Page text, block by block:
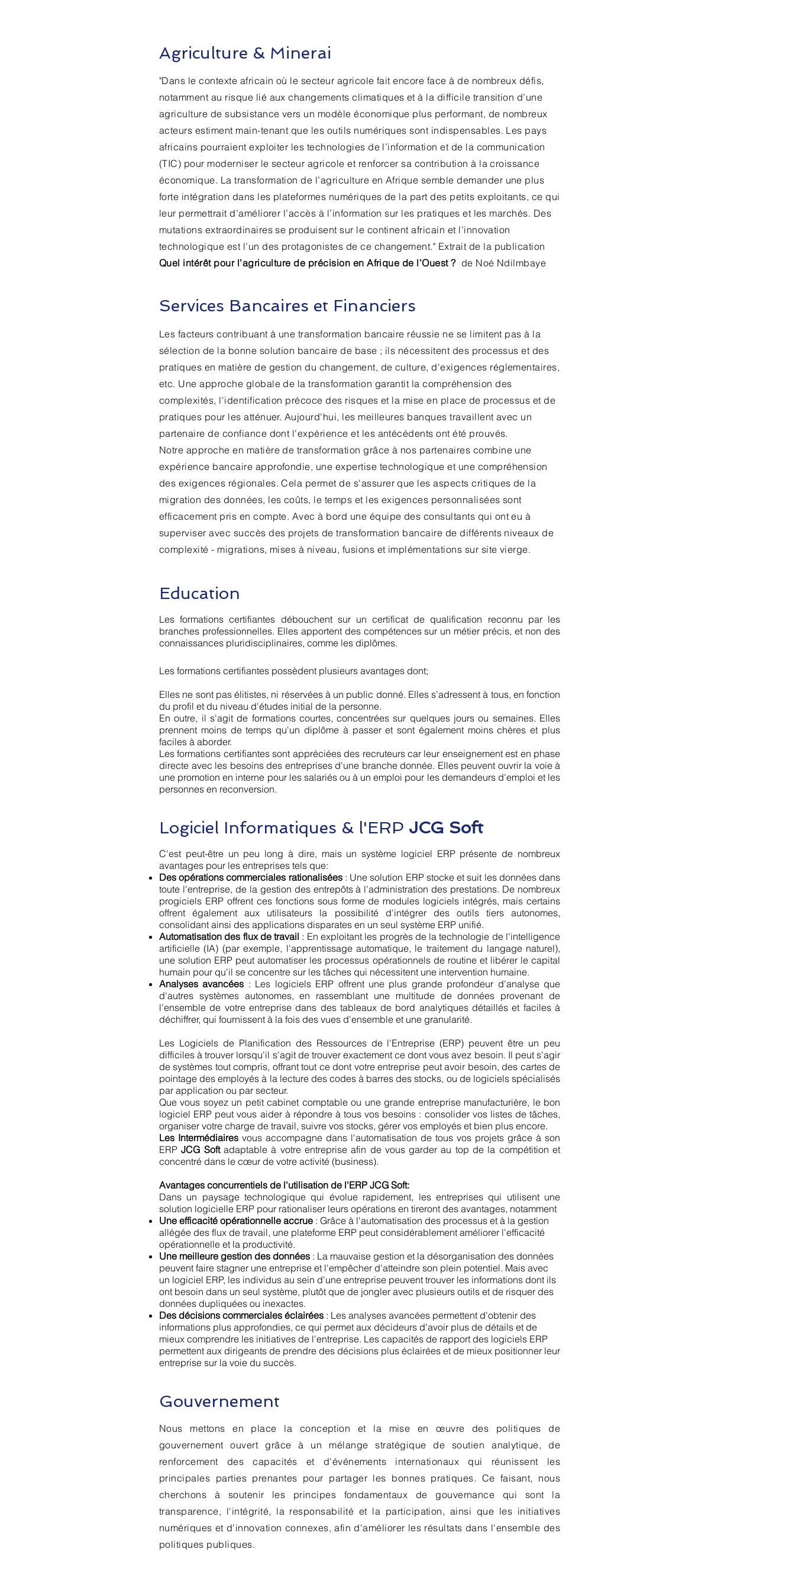
Agriculture & Minerai
"Dans le contexte africain où le secteur agricole fait encore face à de nombreux défis,
notamment au risque lié aux changements climatiques et à la difficile transition d’une
agriculture de subsistance vers un modèle économique plus performant, de nombreux
acteurs estiment main-tenant que les outils numériques sont indispensables. Les pays
africains pourraient exploiter les technologies de l’information et de la communication
(TIC) pour moderniser le secteur agricole et renforcer sa contribution à la croissance
économique. La transformation de l’agriculture en Afrique semble demander une plus
forte intégration dans les plateformes numériques de la part des petits exploitants, ce qui
leur permettrait d’améliorer l’accès à l’information sur les pratiques et les marchés. Des
mutations extraordinaires se produisent sur le continent africain et l’innovation
technologique est l’un des protagonistes de ce changement." Extrait de la publication
Quel intérêt pour l’agriculture de précision en Afrique de l’Ouest ?de Noé Ndilmbaye
Services Bancaires et Financiers
Les facteurs contribuant à une transformation bancaire réussie ne se limitent pas à la
sélection de la bonne solution bancaire de base ; ils nécessitent des processus et des
pratiques en matière de gestion du changement, de culture, d'exigences réglementaires,
etc. Une approche globale de la transformation garantit la compréhension des
complexités, l'identification précoce des risques et la mise en place de processus et de
pratiques pour les atténuer. Aujourd'hui, les meilleures banques travaillent avec un
partenaire de confiance dont l'expérience et les antécédents ont été prouvés.
Notre approche en matière de transformation grâce à nos partenaires combine une
expérience bancaire approfondie, une expertise technologique et une compréhension
des exigences régionales. Cela permet de s'assurer que les aspects critiques de la
migration des données, les coûts, le temps et les exigences personnalisées sont
efficacement pris en compte. Avec à bord une équipe des consultants qui ont eu à
superviser avec succès des projets de transformation bancaire de différents niveaux de
complexité - migrations, mises à niveau, fusions et implémentations sur site vierge.
Education
Les formations certifiantes débouchent sur un certificat de qualification reconnu par les
branches professionnelles. Elles apportent des compétences sur un métier précis, et non des
connaissances pluridisciplinaires, comme les diplômes.
Les formations certifiantes possèdent plusieurs avantages dont;
Elles ne sont pas élitistes, ni réservées à un public donné. Elles s’adressent à tous, en fonction
du profil et du niveau d'études initial de la personne.
En outre, il s'agit de formations courtes, concentrées sur quelques jours ou semaines. Elles
prennent moins de temps qu'un diplôme à passer et sont également moins chères et plus
faciles à aborder.
Les formations certifiantes sont appréciées des recruteurs car leur enseignement est en phase
directe avec les besoins des entreprises d'une branche donnée. Elles peuvent ouvrir la voie à
une promotion en interne pour les salariés ou à un emploi pour les demandeurs d'emploi et les
personnes en reconversion.
Logiciel Informatiques & l'ERP JCG Soft
C'est peut-être un peu long à dire, mais un système logiciel ERP présente de nombreux
avantages pour les entreprises tels que:
Des opérations commerciales rationalisées: Une solution ERP stocke et suit les données dans
toute l'entreprise, de la gestion des entrepôts à l'administration des prestations. De nombreux
progiciels ERP offrent ces fonctions sous forme de modules logiciels intégrés, mais certains
offrent également aux utilisateurs la possibilité d'intégrer des outils tiers autonomes,
consolidant ainsi des applications disparates en un seul système ERP unifié.
Automatisation des flux de travail : En exploitant les progrès de la technologie de l'intelligence
artificielle (IA) (par exemple, l'apprentissage automatique, le traitement du langage naturel),
une solution ERP peut automatiser les processus opérationnels de routine et libérer le capital
humain pour qu'il se concentre sur les tâches qui nécessitent une intervention humaine.
Analyses avancées : Les logiciels ERP offrent une plus grande profondeur d'analyse que
d'autres systèmes autonomes, en rassemblant une multitude de données provenant de
l'ensemble de votre entreprise dans des tableaux de bord analytiques détaillés et faciles à
déchiffrer, qui fournissent à la fois des vues d'ensemble et une granularité.
Les Logiciels de Planification des Ressources de l'Entreprise (ERP) peuvent être un peu
difficiles à trouver lorsqu'il s'agit de trouver exactement ce dont vous avez besoin. Il peut s'agir
de systèmes tout compris, offrant tout ce dont votre entreprise peut avoir besoin, des cartes de
pointage des employés à la lecture des codes à barres des stocks, ou de logiciels spécialisés
par application ou par secteur.
Que vous soyez un petit cabinet comptable ou une grande entreprise manufacturière, le bon
logiciel ERP peut vous aider à répondre à tous vos besoins : consolider vos listes de tâches,
organiser votre charge de travail, suivre vos stocks, gérer vos employés et bien plus encore.
Les Intermédiaires vous accompagne dans l'automatisation de tous vos projets grâce à son
ERPJCG Softadaptable à votre entreprise afin de vous garder au top de la compétition et
concentré dans le cœur de votre activité (business).
Avantages concurrentiels de l'utilisation de l'ERP JCG Soft:
Dans un paysage technologique qui évolue rapidement, les entreprises qui utilisent une
solution logicielle ERP pour rationaliser leurs opérations en tireront des avantages, notamment
Une efficacité opérationnelle accrue : Grâce à l'automatisation des processus et à la gestion
allégée des flux de travail, une plateforme ERP peut considérablement améliorer l'efficacité
opérationnelle et la productivité.
Une meilleure gestion des données : La mauvaise gestion et la désorganisation des données
peuvent faire stagner une entreprise et l'empêcher d'atteindre son plein potentiel. Mais avec
un logiciel ERP, les individus au sein d'une entreprise peuvent trouver les informations dont ils
ont besoin dans un seul système, plutôt que de jongler avec plusieurs outils et de risquer des
données dupliquées ou inexactes.
Des décisions commerciales éclairées : Les analyses avancées permettent d'obtenir des
informations plus approfondies, ce qui permet aux décideurs d'avoir plus de détails et de
mieux comprendre les initiatives de l'entreprise. Les capacités de rapport des logiciels ERP
permettent aux dirigeants de prendre des décisions plus éclairées et de mieux positionner leur
entreprise sur la voie du succès.
Gouvernement
Nous mettons en place la conception et la mise en œuvre des politiques de
gouvernement ouvert grâce à un mélange stratégique de soutien analytique, de
renforcement des capacités et d'événements internationaux qui réunissent les
principales parties prenantes pour partager les bonnes pratiques. Ce faisant, nous
cherchons à soutenir les principes fondamentaux de gouvernance qui sont la
transparence, l'intégrité, la responsabilité et la participation, ainsi que les initiatives
numériques et d'innovation connexes, afin d'améliorer les résultats dans l'ensemble des
politiques publiques.